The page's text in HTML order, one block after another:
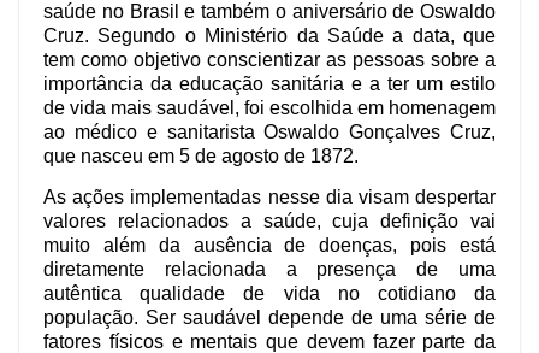
saúde no Brasil e também o aniversário de Oswaldo
Cruz. Segundo o Ministério da Saúde a data, que
tem como objetivo conscientizar as pessoas sobre a
importância da educação sanitária e a ter um estilo
de vida mais saudável, foi escolhida em homenagem
ao médico e sanitarista Oswaldo Gonçalves Cruz,
que nasceu em 5 de agosto de 1872.
As ações implementadas nesse dia visam despertar
valores relacionados a saúde, cuja definição vai
muito além da ausência de doenças, pois está
diretamente relacionada a presença de uma
autêntica qualidade de vida no cotidiano da
população. Ser saudável depende de uma série de
fatores físicos e mentais que devem fazer parte da